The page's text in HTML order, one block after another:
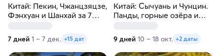
Китай: Пекин, Чжанцзяцзе,
Фэнхуан и Шанхай за 7
7 дней 1 – 7 дек. +15 дат
Китай: Сычуань и Чунцин.
Панды, горные озёра и
9 дней 10 – 18 окт. +2 даты